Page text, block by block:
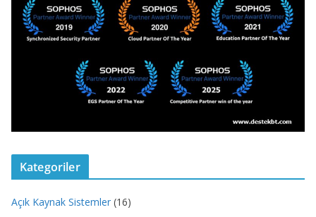
Kategoriler
Açık Kaynak Sistemler (16)